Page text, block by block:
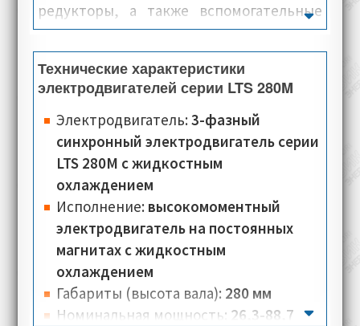
редукторы, а также вспомогательные
валы. Цель использования крутящего
момента электропривода Oemer Motori
LTS 280M - это перенос крутящего
момента вала, сразу на рабочий привод
промышленного оборудования.
Несмотря на небольшие размеры,
электродвигатели данной серии в
процессе работы, характеризуются
минимальным показателем уровня
шума, но при этом выдают высокие
крутящий момент и скорость. Система
жидкостного охлаждения, обеспечивает
эффективный отвод тепла, что
положительно сказывается на
Технические характеристики
электродвигателей серии LTS 280M
Электродвигатель:3-фазный
синхронный электродвигатель серии
LTS 280M с жидкостным
охлаждением
Исполнение: высокомоментный
электродвигатель на постоянных
магнитах с жидкостным
охлаждением
Габариты (высота вала): 280 мм
Номинальная мощность: 26,3-88,7